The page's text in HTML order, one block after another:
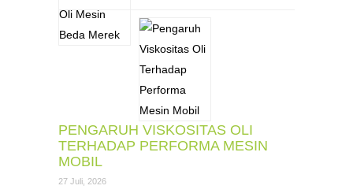
PENGARUH VISKOSITAS OLI
TERHADAP PERFORMA MESIN
MOBIL
27 Juli, 2026